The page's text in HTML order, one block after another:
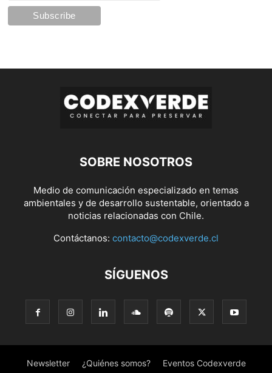
SOBRE NOSOTROS
Medio de comunicación especializado en temas
ambientales y de desarrollo sustentable, orientado a
noticias relacionadas con Chile.
Contáctanos: contacto@codexverde.cl
SÍGUENOS
Newsletter ¿Quiénes somos? Eventos Codexverde